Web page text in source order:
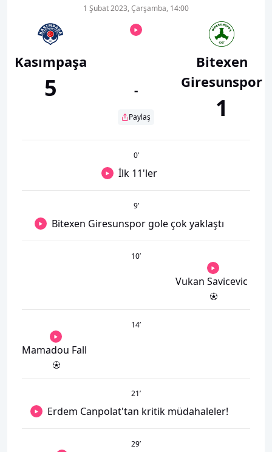
Kasımpaşa
5
1 Şubat 2023, Çarşamba, 14:00
-
Paylaş
Bitexen
Giresunspor
1
0’
İlk 11'ler
9’
Bitexen Giresunspor gole çok yaklaştı
10’
Vukan Savicevic
14’
Mamadou Fall
21’
Erdem Canpolat'tan kritik müdahaleler!
29’